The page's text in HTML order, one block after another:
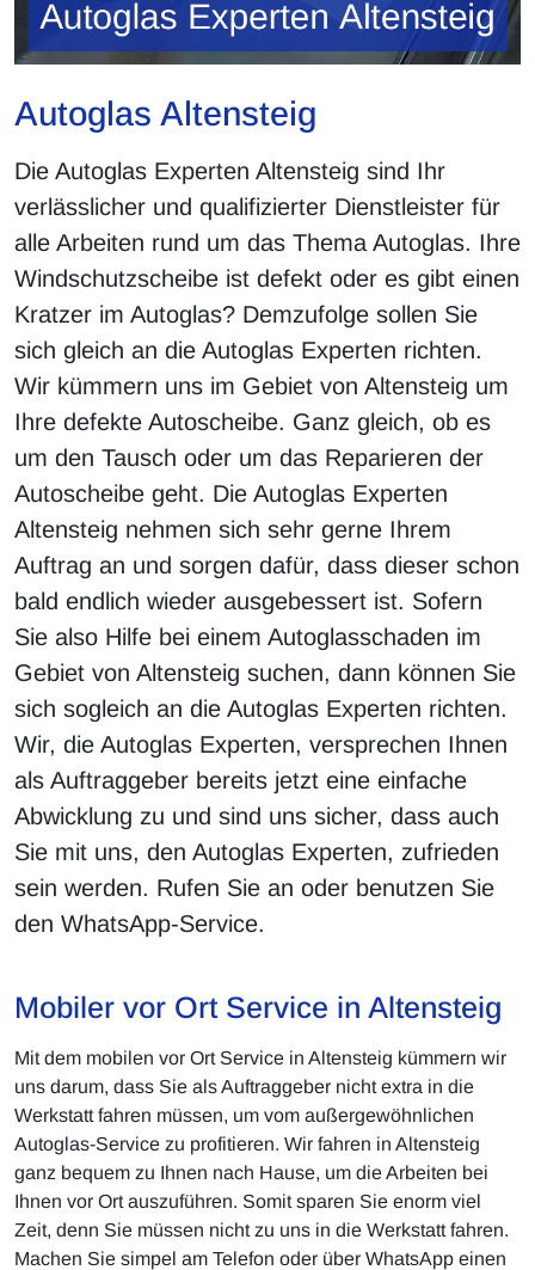
Autoglas Altensteig
Die Autoglas Experten Altensteig sind Ihr
verlässlicher und qualifizierter Dienstleister für
alle Arbeiten rund um das Thema Autoglas. Ihre
Windschutzscheibe ist defekt oder es gibt einen
Kratzer im Autoglas? Demzufolge sollen Sie
sich gleich an die Autoglas Experten richten.
Wir kümmern uns im Gebiet von Altensteig um
Ihre defekte Autoscheibe. Ganz gleich, ob es
um den Tausch oder um das Reparieren der
Autoscheibe geht. Die Autoglas Experten
Altensteig nehmen sich sehr gerne Ihrem
Auftrag an und sorgen dafür, dass dieser schon
bald endlich wieder ausgebessert ist. Sofern
Sie also Hilfe bei einem Autoglasschaden im
Gebiet von Altensteig suchen, dann können Sie
sich sogleich an die Autoglas Experten richten.
Wir, die Autoglas Experten, versprechen Ihnen
als Auftraggeber bereits jetzt eine einfache
Abwicklung zu und sind uns sicher, dass auch
Sie mit uns, den Autoglas Experten, zufrieden
sein werden. Rufen Sie an oder benutzen Sie
den WhatsApp-Service.
Mobiler vor Ort Service in Altensteig
Mit dem mobilen vor Ort Service in Altensteig kümmern wir
uns darum, dass Sie als Auftraggeber nicht extra in die
Werkstatt fahren müssen, um vom außergewöhnlichen
Autoglas-Service zu profitieren. Wir fahren in Altensteig
ganz bequem zu Ihnen nach Hause, um die Arbeiten bei
Ihnen vor Ort auszuführen. Somit sparen Sie enorm viel
Zeit, denn Sie müssen nicht zu uns in die Werkstatt fahren.
Machen Sie simpel am Telefon oder über WhatsApp einen